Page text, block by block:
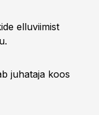
elluviimist
juhataja koos